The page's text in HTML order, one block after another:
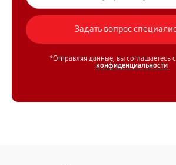
*Отправляя данные, вы соглашаетесь с
конфиденциальности